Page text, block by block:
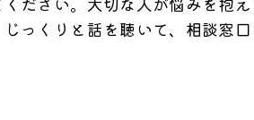
っくりと話を聴いて、相談窓